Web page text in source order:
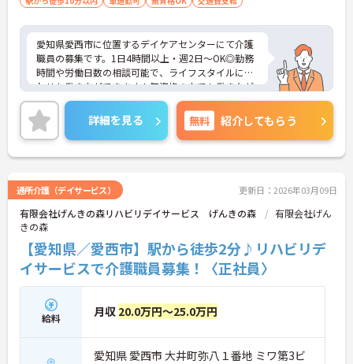
愛知県愛西市に位置するデイケアセンターにて介護
職員の募集です。1日4時間以上・週2日～OK◎勤務
時間や労働日数の相談可能で、ライフスタイルに合
わせた働き方ができます！無資格の方でも働きなが
らスキルアップを目指せます！育児、看護休暇の取
得実績が豊富で、育児をしながらでも働きやすい職
場です♪ご興味ある方は面接ポイントをお伝えしま
すので、お気軽にご連絡ください。
詳細を見る 無料 紹介してもらう
通所介護（デイサービス） 更新日：2026年03月09日
有限会社げんきの森リハビリデイサービス げんきの森
有限会社げん
きの森
【愛知県／愛西市】駅から徒歩2分♪リハビリデ
イサービスで介護職員募集！〈正社員〉
給料 月収 20.0万円～25.0万円
愛知県 愛西市 大井町弥八１番地 ミワ第3ビ